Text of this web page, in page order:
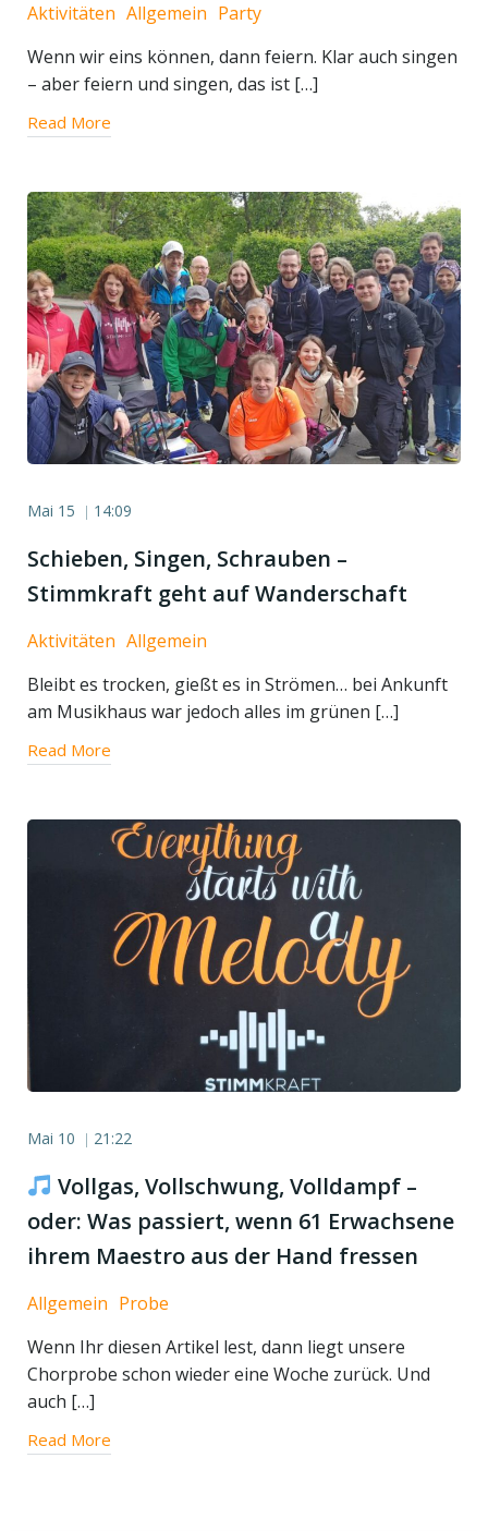
Aktivitäten Allgemein Party
Wenn wir eins können, dann feiern. Klar auch singen
– aber feiern und singen, das ist […]
Read More
Mai 15 | 14:09
Schieben, Singen, Schrauben –
Stimmkraft geht auf Wanderschaft
Aktivitäten Allgemein
Bleibt es trocken, gießt es in Strömen… bei Ankunft
am Musikhaus war jedoch alles im grünen […]
Read More
Mai 10 | 21:22
Vollgas, Vollschwung, Volldampf –
oder: Was passiert, wenn 61 Erwachsene
ihrem Maestro aus der Hand fressen
Allgemein Probe
Wenn Ihr diesen Artikel lest, dann liegt unsere
Chorprobe schon wieder eine Woche zurück. Und
auch […]
Read More